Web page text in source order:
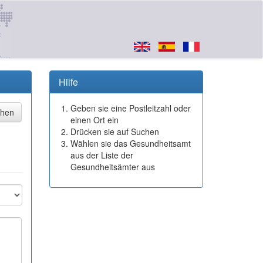
Hilfe
Geben sie eine Postleitzahl oder
einen Ort ein
Drücken sie auf Suchen
Wählen sie das Gesundheitsamt
aus der Liste der
Gesundheitsämter aus